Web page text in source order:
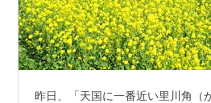
昨日、「天国に一番近い里川角（